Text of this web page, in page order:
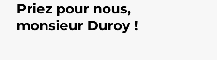
Priez pour nous,
monsieur Duroy !